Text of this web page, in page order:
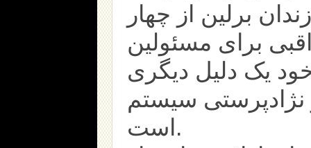
برلین از چهار
برای مسئولین
یک دلیل دیگری
سیستم
است.